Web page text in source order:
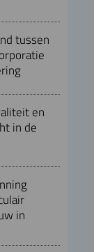
tussen
en
in de
in